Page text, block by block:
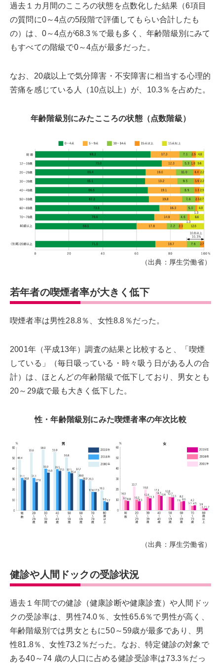
過去１カ月間のこころの状態を点数化した結果（6項目
の質問に0～4点の5段階で評価してもらい合計したも
の）は、0～4点が68.3％で最も多く、年齢階級別にみて
もすべての階級で0～4点が最多だった。
なお、20歳以上で気分障害・不安障害に相当する心理的
苦痛を感じている人（10点以上）が、10.3％を占めた。
年齢階級別にみたこころの状態（点数階級）
（出典：厚生労働省）
若年者の喫煙者率が大きく低下
喫煙者率は男性28.8％、女性8.8％だった。
2001年（平成13年）調査の結果と比較すると、「喫煙
している」（毎日吸っている・時々吸う日がある人の合
計）は、ほとんどの年齢階級で低下しており、男女とも
20～29歳で最も大きく低下した。
性・年齢階級別にみた喫煙者率の年次比較
（出典：厚生労働省）
健診や人間ドックの受診状況
過去１年間での健診（健康診断や健康診査）や人間ドッ
クの受診率は、男性74.0％、女性65.6％で男性が高く、
年齢階級別では男女ともに50～59歳が最多であり、男
性81.8％、女性73.2％だった。なお、特定健診の対象で
ある40～74 歳の人口に占める健診受診率は73.3％だっ